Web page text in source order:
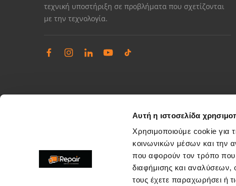
Αυτή η ιστοσελίδα
Χρησιμοποιούμε cookie για
κοινωνικών μέσων και την
που αφορούν τον τρόπο που
διαφήμισης και αναλύσεων,
τους έχετε παραχωρήσει ή
τεχνική υποστήριξη σε προβλήματα που σχετίζονται
με την τεχνολογία.
Διαχείριση παραπόνων
Επίλυση θεμάτων εξυπηρέτησης καταστημάτων